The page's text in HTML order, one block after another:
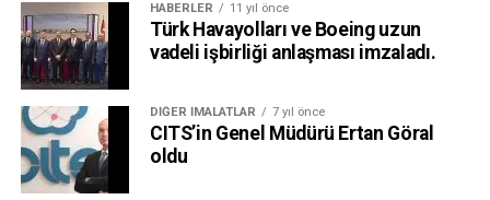
HABERLER 11 yıl önce
Türk Havayolları ve Boeing uzun
vadeli işbirliği anlaşması imzaladı.
DIĞER İMALATLAR 7 yıl önce
CITS’in Genel Müdürü Ertan Göral
oldu